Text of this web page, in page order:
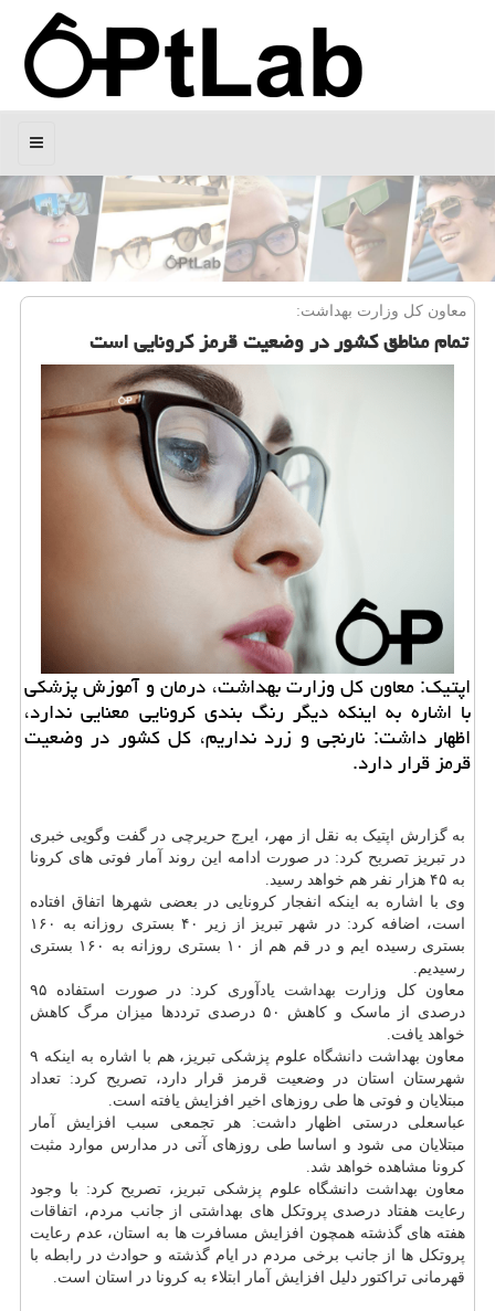
منو
معاون كل وزارت بهداشت:
تمام مناطق كشور در وضعیت قرمز كرونایی است
اپتیك: معاون كل وزارت بهداشت، درمان و آموزش پزشكی
با اشاره به اینكه دیگر رنگ بندی كرونایی معنایی ندارد،
اظهار داشت: نارنجی و زرد نداریم، كل كشور در وضعیت
قرمز قرار دارد.
به گزارش اپتیک به نقل از مهر، ایرج حریرچی در گفت وگویی خبری
در تبریز تصریح کرد: در صورت ادامه این روند آمار فوتی های کرونا
به ۴۵ هزار نفر هم خواهد رسید.
وی با اشاره به اینکه انفجار کرونایی در بعضی شهرها اتفاق افتاده
است، اضافه کرد: در شهر تبریز از زیر ۴۰ بستری روزانه به ۱۶۰
بستری رسیده ایم و در قم هم از ۱۰ بستری روزانه به ۱۶۰ بستری
رسیدیم.
معاون کل وزارت بهداشت
یادآوری کرد: در صورت استفاده ۹۵
درصدی از ماسک و کاهش ۵۰ درصدی ترددها میزان مرگ کاهش
خواهد یافت.
معاون بهداشت دانشگاه
علوم پزشکی تبریز، هم با اشاره به اینکه ۹
شهرستان استان در وضعیت قرمز قرار دارد، تصریح کرد: تعداد
مبتلایان و فوتی ها طی روزهای اخیر افزایش یافته است.
عباسعلی درستی اظهار داشت: هر تجمعی سبب افزایش آمار
مبتلایان می شود و اساسا طی روزهای آتی در مدارس موارد مثبت
کرونا مشاهده خواهد شد.
معاون بهداشت دانشگاه علوم پزشکی تبریز، تصریح کرد: با وجود
رعایت هفتاد درصدی پروتکل های بهداشتی از جانب مردم، اتفاقات
هفته های گذشته همچون افزایش مسافرت ها به استان، عدم رعایت
پروتکل ها از جانب برخی مردم در ایام گذشته و حوادث در رابطه با
قهرمانی تراکتور دلیل افزایش آمار ابتلاء به کرونا در استان است.